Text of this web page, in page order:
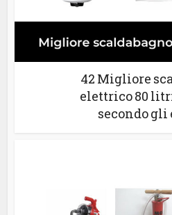
42 Migliore
elettrico 80
secondo gli